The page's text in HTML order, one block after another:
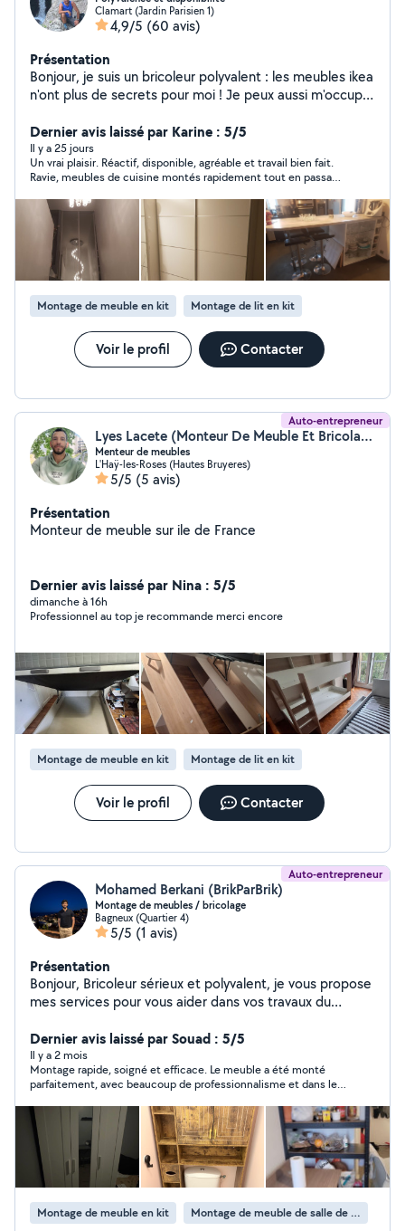
Clamart (Jardin Parisien 1)
4,9/5 (60 avis)
Présentation
Bonjour, je suis un bricoleur polyvalent : les meubles ikea
n'ont plus de secrets pour moi ! Je peux aussi m'occuper
joint) et autres réparations dont on peut avoir besoin
dans une maison/appartement. J'aime partager mon
expérience afin de vous rendre plus autonome :) Le tarif
est à discuter afin qu'il soit adapté à chaque situation.
Je peux aussi vous faire partager mon expérience des
sports nautiques sur l île d Oleron: paddle, surf, wake
board, tour de zodiac,wingfoil, windsurf, accompagné de
ma fille Julia, titulaire également du permis bateau !
Dernier avis laissé par Karine : 5/5
Il y a 25 jours
Un vrai plaisir. Réactif, disponible, agréable et travail bien fait.
Ravie, meubles de cuisine montés rapidement tout en passant
conserve son numéro précieusement pour d autres
interventions.
Montage de meuble en kit Montage de lit en kit
Voir le profil Contacter
Auto-entrepreneur
Lyes Lacete (Monteur De Meuble Et Bricolage)
Menteur de meubles
L'Haÿ-les-Roses (Hautes Bruyeres)
5/5 (5 avis)
Présentation
Monteur de meuble sur ile de France
Dernier avis laissé par Nina : 5/5
dimanche à 16h
Professionnel au top je recommande merci encore
Montage de meuble en kit Montage de lit en kit
Voir le profil Contacter
Auto-entrepreneur
Mohamed Berkani (BrikParBrik)
Montage de meubles / bricolage
Bagneux (Quartier 4)
5/5 (1 avis)
Présentation
Bonjour, Bricoleur sérieux et polyvalent, je vous propose
mes services pour vous aider dans vos travaux du
encombrants) Montage de meubles (IKEA, Conforama,
etc.) Fixations murales (étagères, tringles, TV) Petites
réparations (portes, poignées, charnières) Je travaille
proprement, avec soin et efficacité. Ponctuel et fiable,
je m'adapte à vos besoins et je m'assure que tout est
bien fait avant de partir. Disponible rapidement en
soirée et week-end. N'hésitez pas à me contacter pour
en discuter
Dernier avis laissé par Souad : 5/5
Il y a 2 mois
Montage rapide, soigné et efficace. Le meuble a été monté
parfaitement, avec beaucoup de professionnalisme et dans les
recommande sans hésiter.
Montage de meuble en kit Montage de meuble de salle de bain en kit